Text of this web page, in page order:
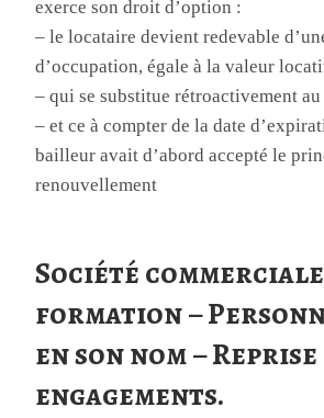
exerce son droit d’option :
– le locataire devient redevable
d’occupation, égale à la valeur
– qui se substitue rétroactivement
– et ce à compter de la date
bailleur avait d’abord accepté le
renouvellement
Société
formation –
en son nom – Reprise
engagements.